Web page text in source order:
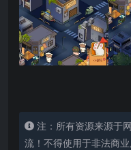
注：所有资源来源于
流！不得使用于非法商